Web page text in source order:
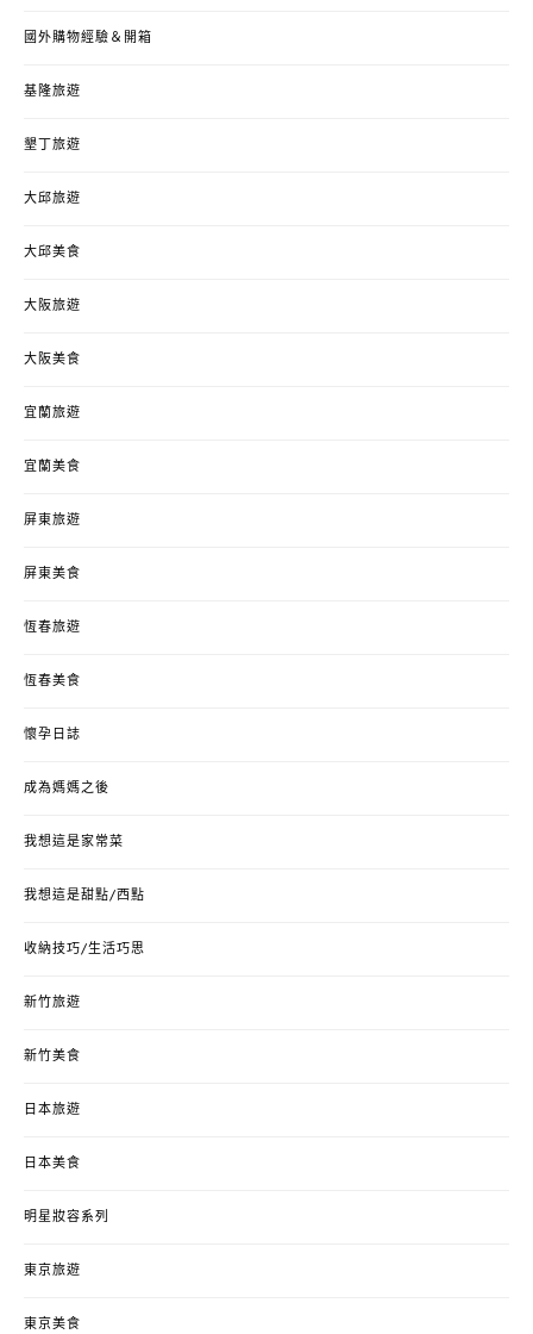
國外購物經驗＆開箱
基隆旅遊
墾丁旅遊
大邱旅遊
大邱美食
大阪旅遊
大阪美食
宜蘭旅遊
宜蘭美食
屏東旅遊
屏東美食
恆春旅遊
恆春美食
懷孕日誌
成為媽媽之後
我想這是家常菜
我想這是甜點/西點
收納技巧/生活巧思
新竹旅遊
新竹美食
日本旅遊
日本美食
明星妝容系列
東京旅遊
東京美食